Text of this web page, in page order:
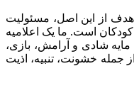
از این اصل، مسئولیت
است. ما یک اعلامیه
باید مایه شادی و آرامش، بازی،
جمله خشونت، تنبیه، اذیت